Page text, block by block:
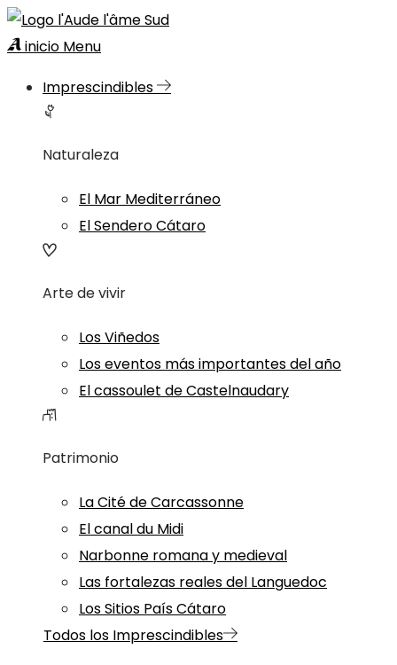
inicio Menu
Imprescindibles
Naturaleza
El Mar Mediterráneo
El Sendero Cátaro
Arte de vivir
Los Viñedos
Los eventos más importantes del año
El cassoulet de Castelnaudary
Patrimonio
La Cité de Carcassonne
El canal du Midi
Narbonne romana y medieval
Las fortalezas reales del Languedoc
Los Sitios País Cátaro
Todos los Imprescindibles